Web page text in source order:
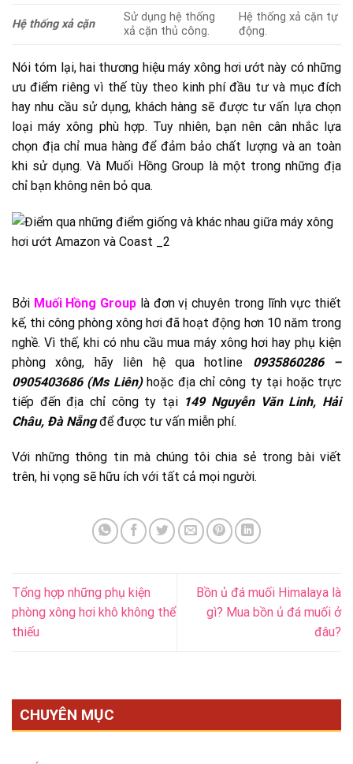
Hệ thống xả cặn
Sử dụng hệ thống
xả cặn thủ công.
Hệ thống xả cặn tự
động.
Nói tóm lại, hai thương hiệu máy xông hơi ướt này có những
ưu điểm riêng vì thế tùy theo kinh phí đầu tư và mục đích
hay nhu cầu sử dụng, khách hàng sẽ được tư vấn lựa chọn
loại máy xông phù hợp. Tuy nhiên, bạn nên cân nhắc lựa
chọn địa chỉ mua hàng để đảm bảo chất lượng và an toàn
khi sử dụng. Và Muối Hồng Group là một trong những địa
chỉ bạn không nên bỏ qua.
Bởi Muối Hồng Group là đơn vị chuyên trong lĩnh vực thiết
kế, thi công phòng xông hơi đã hoạt động hơn 10 năm trong
nghề. Vì thế, khi có nhu cầu mua máy xông hơi hay phụ kiện
phòng xông, hãy liên hệ qua hotline 0935860286 –
0905403686 (Ms Liên)hoặc địa chỉ công ty tại hoặc trực
tiếp đến địa chỉ công ty tại 149 Nguyễn Văn Linh, Hải
Châu, Đà Nẵngđể được tư vấn miễn phí.
Với những thông tin mà chúng tôi chia sẻ trong bài viết
trên, hi vọng sẽ hữu ích với tất cả mọi người.
Tổng hợp những phụ kiện
phòng xông hơi khô không thể
thiếu
Bồn ủ đá muối Himalaya là
gì? Mua bồn ủ đá muối ở
đâu?
CHUYÊN MỤC